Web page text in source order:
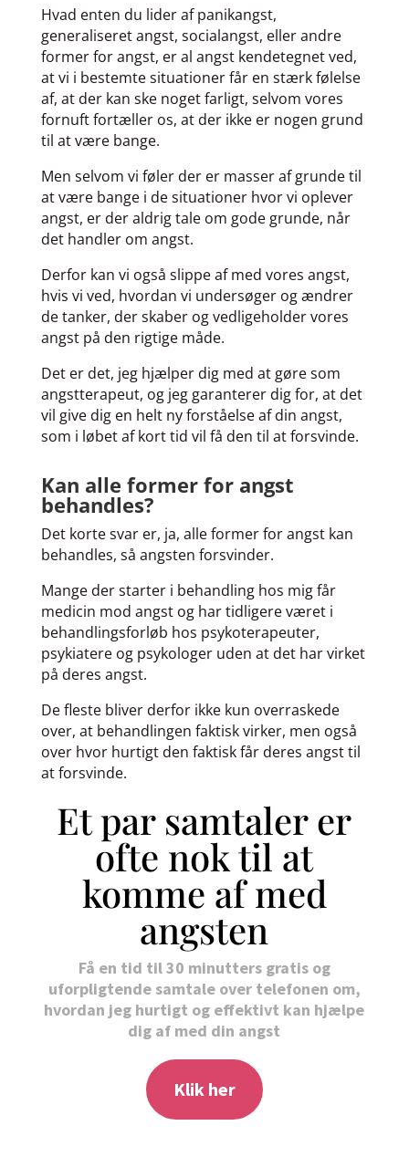
Hvad enten du lider af panikangst,
generaliseret angst, socialangst, eller andre
former for angst, er al angst kendetegnet ved,
at vi i bestemte situationer får en stærk følelse
af, at der kan ske noget farligt, selvom vores
fornuft fortæller os, at der ikke er nogen grund
til at være bange.
Men selvom vi føler der er masser af grunde til
at være bange i de situationer hvor vi oplever
angst, er der aldrig tale om gode grunde, når
det handler om angst.
Derfor kan vi også slippe af med vores angst,
hvis vi ved, hvordan vi undersøger og ændrer
de tanker, der skaber og vedligeholder vores
angst på den rigtige måde.
Det er det, jeg hjælper dig med at gøre som
angstterapeut, og jeg garanterer dig for, at det
vil give dig en helt ny forståelse af din angst,
som i løbet af kort tid vil få den til at forsvinde.
Kan alle former for angst
behandles?
Det korte svar er, ja, alle former for angst kan
behandles, så angsten forsvinder.
Mange der starter i behandling hos mig får
medicin mod angst og har tidligere været i
behandlingsforløb hos psykoterapeuter,
psykiatere og psykologer uden at det har virket
på deres angst.
De fleste bliver derfor ikke kun overraskede
over, at behandlingen faktisk virker, men også
over hvor hurtigt den faktisk får deres angst til
at forsvinde.
Et par samtaler er
ofte nok til at
komme af med
angsten
Få en tid til 30 minutters gratis og
uforpligtende samtale over telefonen om,
hvordan jeg hurtigt og effektivt kan hjælpe
dig af med din angst
Klik her